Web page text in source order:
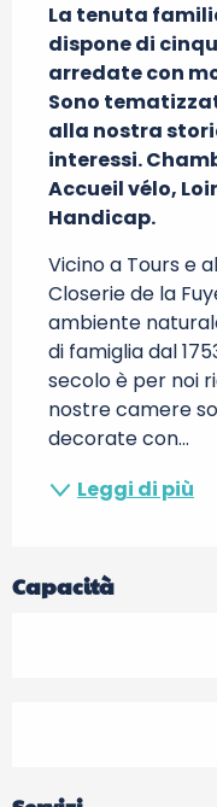
La tenuta
dispone di
arredate con
Sono
alla nostra
interessi.
Accueil vélo,
Handicap.
Vicino a Tours e
Closerie de la
ambiente
di famiglia dal
secolo è per noi
nostre camere
decorate con...
Leggi di più
Capacità